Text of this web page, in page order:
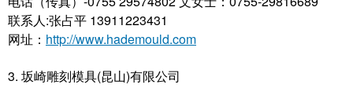
联系人:张占平 13911223431
网址： http://www.hademould.com
3. 坂崎雕刻模具(昆山)有限公司